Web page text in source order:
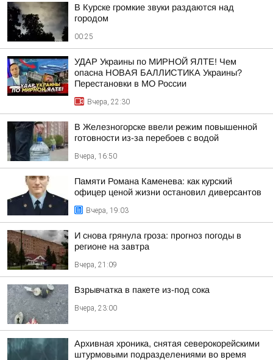
В Курске громкие звуки раздаются над
городом
00:25
УДАР Украины по МИРНОЙ ЯЛТЕ! Чем
опасна НОВАЯ БАЛЛИСТИКА Украины?
Перестановки в МО России
Вчера, 22:30
В Железногорске ввели режим повышенной
готовности из-за перебоев с водой
Вчера, 16:50
Памяти Романа Каменева: как курский
офицер ценой жизни остановил диверсантов
Вчера, 19:03
И снова грянула гроза: прогноз погоды в
регионе на завтра
Вчера, 21:09
Взрывчатка в пакете из-под сока
Вчера, 23:00
Архивная хроника, снятая северокорейскими
штурмовыми подразделениями во время